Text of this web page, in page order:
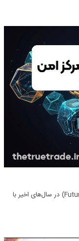
در چند دهه اخیر بازار معاملات مشتقه غیرمتمرکز (Futures) در سال‌های اخیر با